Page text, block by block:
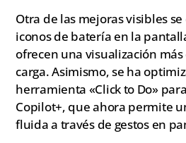
Otra de las mejoras visibles
iconos de batería en la
ofrecen una visualización
carga. Asimismo, se ha
herramienta «Click to Do»
Copilot+, que ahora permite
fluida a través de gestos en